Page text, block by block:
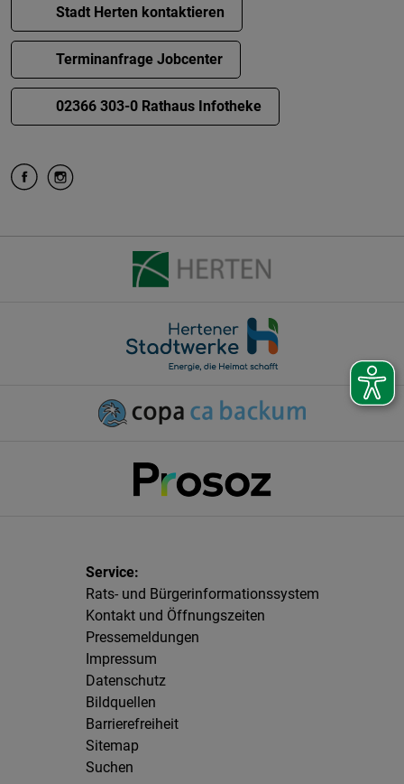
Stadt Herten kontaktieren
Terminanfrage Jobcenter
02366 303-0 Rathaus Infotheke
Rats- und Bürgerinformationssystem
Kontakt und Öffnungszeiten
Pressemeldungen
Impressum
Datenschutz
Bildquellen
Barrierefreiheit
Sitemap
Suchen